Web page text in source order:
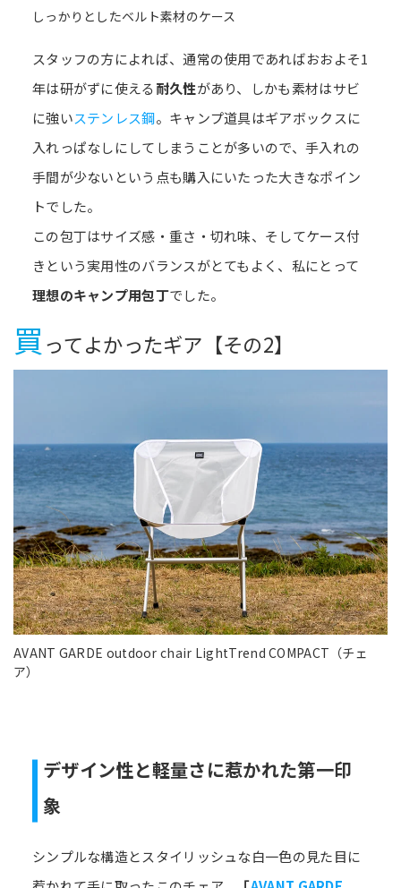
しっかりとしたベルト素材のケース
スタッフの方によれば、通常の使用であればおおよそ1
年は研がずに使える 耐久性があり、しかも素材はサビ
に強いステンレス鋼。キャンプ道具はギアボックスに
入れっぱなしにしてしまうことが多いので、手入れの
手間が少ないという点も購入にいたった大きなポイン
トでした。
この包丁はサイズ感・重さ・切れ味、そしてケース付
きという実用性のバランスがとてもよく、私にとって
理想のキャンプ用包丁でした。
買 ってよかったギア【その2】
AVANT GARDE outdoor chair LightTrend COMPACT（チェ
ア）
デザイン性と軽量さに惹かれた第一印
象
シンプルな構造とスタイリッシュな白一色の見た目に